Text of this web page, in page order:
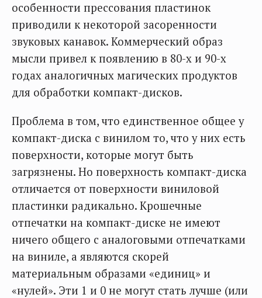
особенности прессования пластинок
приводили к некоторой засоренности
звуковых канавок. Коммерческий образ
мысли привел к появлению в 80-х и 90-х
годах аналогичных магических продуктов
для обработки компакт-дисков.
Проблема в том, что единственное общее у
компакт-диска с винилом то, что у них есть
поверхности, которые могут быть
загрязнены. Но поверхность компакт-диска
отличается от поверхности виниловой
пластинки радикально. Крошечные
отпечатки на компакт-диске не имеют
ничего общего с аналоговыми отпечатками
на виниле, а являются скорей
материальным образами «единиц» и
«нулей». Эти 1 и 0 не могут стать лучше (или